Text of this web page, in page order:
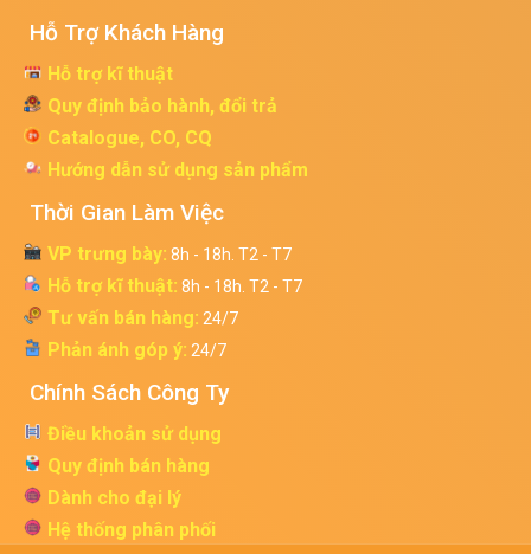
Hỗ Trợ Khách Hàng
Hỗ trợ kĩ thuật
Quy định bảo hành, đổi trả
Catalogue, CO, CQ
Hướng dẫn sử dụng sản phẩm
Thời Gian Làm Việc
VP trưng bày: 8h - 18h. T2 - T7
Hỗ trợ kĩ thuật: 8h - 18h. T2 - T7
Tư vấn bán hàng: 24/7
Phản ánh góp ý: 24/7
Chính Sách Công Ty
Điều khoản sử dụng
Quy định bán hàng
Dành cho đại lý
Hệ thống phân phối